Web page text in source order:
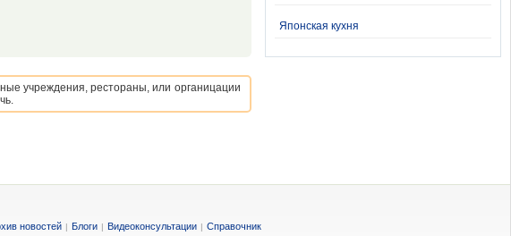
учреждения, рестораны, или органицации
Японская кухня
новостей | Блоги | Видеоконсультации | Справочник